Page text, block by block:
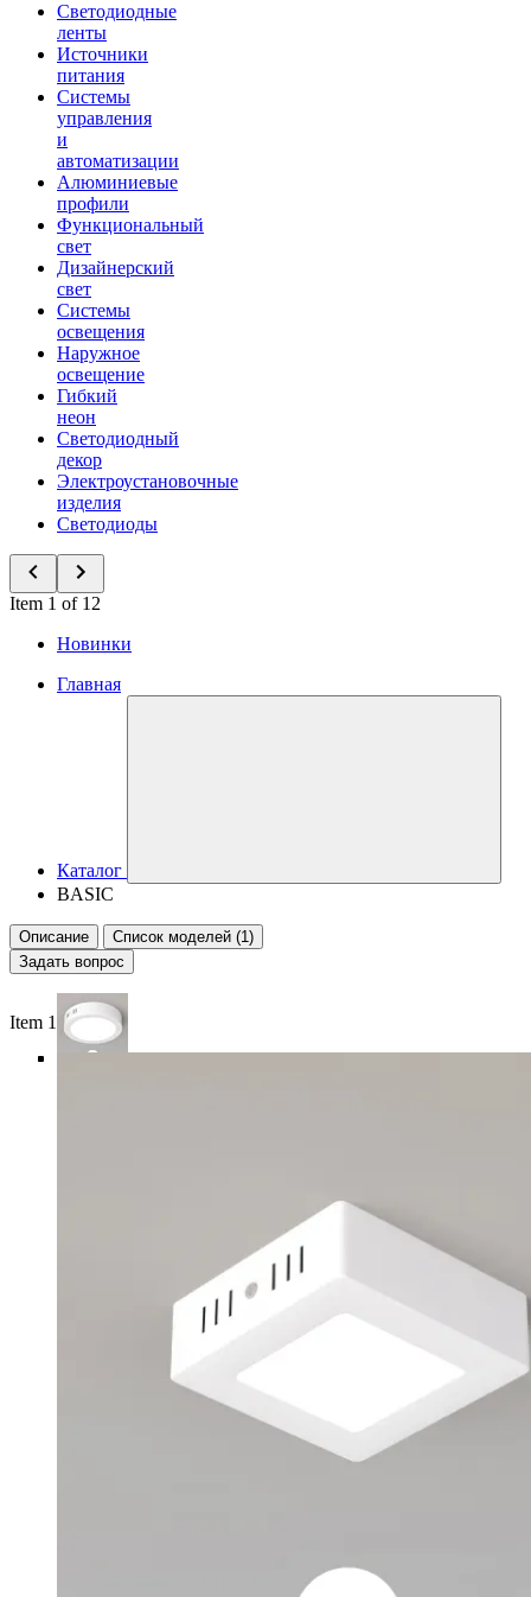
Светодиодные
ленты
Источники
питания
Системы
управления
и
автоматизации
Алюминиевые
профили
Функциональный
свет
Дизайнерский
свет
Системы
освещения
Наружное
освещение
Гибкий
неон
Светодиодный
декор
Электроустановочные
изделия
Светодиоды
Item 1 of 12
Новинки
Главная
Каталог
BASIC
Описание
Список моделей (1)
Задать вопрос
Item 1 of 6